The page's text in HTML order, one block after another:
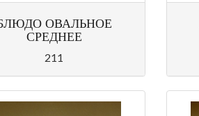
ОВАЛЬНОЕ
СРЕДНЕЕ
211